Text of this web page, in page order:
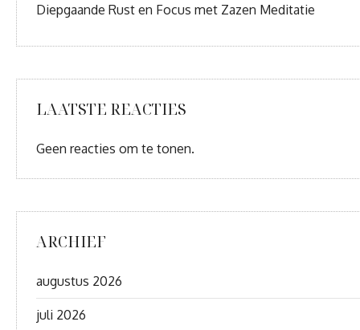
Diepgaande Rust en Focus met Zazen Meditatie
LAATSTE REACTIES
Geen reacties om te tonen.
ARCHIEF
augustus 2026
juli 2026